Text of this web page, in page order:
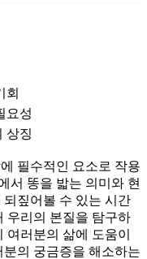
회
요성
상징
필수적인 요소로 작용
서 똥을 밟는 의미와 현
짚어볼 수 있는 시간
우리의 본질을 탐구하
러분의 삶에 도움이
의 궁금증을 해소하는